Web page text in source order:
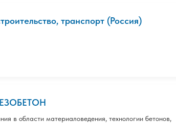
транспорт (Россия)
в области материаловедения, технологии бетонов,